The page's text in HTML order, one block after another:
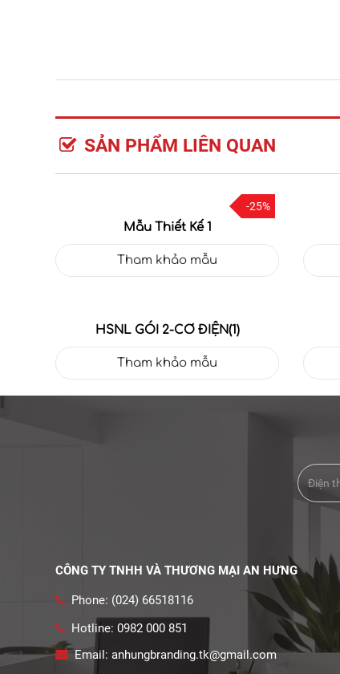
SẢN PHẨM LIÊN QUAN
-25%
Mẫu Thiết Kế 1
Tham khảo mẫu
HSNL GÓI 2-CƠ ĐIỆN(1)
Tham khảo mẫu
CÔNG TY TNHH VÀ THƯƠNG MẠI AN HƯNG
Phone: (024) 66518116
Hotline: 0982 000 851
Email: anhungbranding.tk@gmail.com